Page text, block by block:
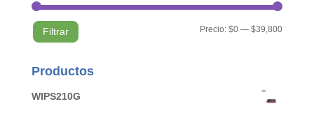
Precio
Precio
Filtrar Precio:$0 —$39,800
Productos
WIPS210G